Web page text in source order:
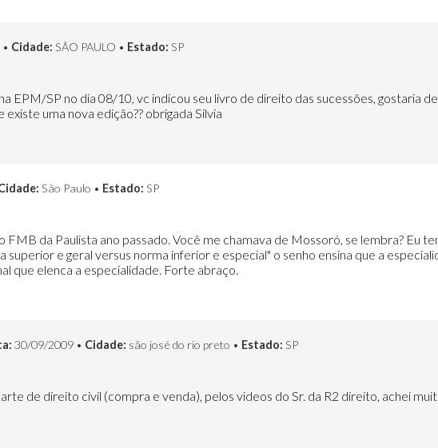
Cidade: SÃO PAULO • Estado: SP
EPM/SP no dia 08/10, vc indicou seu livro de direito das sucessões, gostaria
uma nova edição?? obrigada Silvia
São Paulo • Estado: SP
FMB da Paulista ano passado. Você me chamava de Mossoró, se lembra? Eu
e geral versus norma inferior e especial" o senho ensina que a
que elenca a especialidade. Forte abraço.
30/09/2009 • Cidade: são josé do rio preto • Estado: SP
de direito civil (compra e venda), pelos videos do Sr. da R2 direito, achei